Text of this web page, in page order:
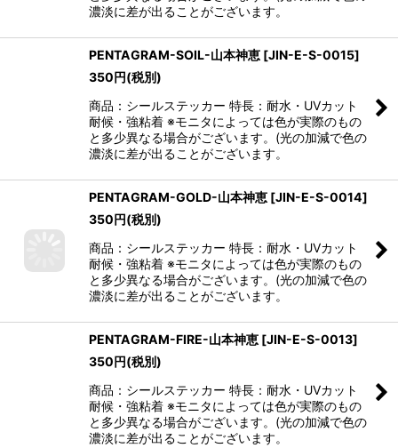
濃淡に差が出ることがございます。
PENTAGRAM-SOIL-山本神恵 [JIN-E-S-0015]
350円(税別)
商品：シールステッカー 特長：耐水・UVカット
耐候・強粘着 ※モニタによっては色が実際のもの
と多少異なる場合がございます。(光の加減で色の
濃淡に差が出ることがございます。
PENTAGRAM-GOLD-山本神恵 [JIN-E-S-0014]
350円(税別)
商品：シールステッカー 特長：耐水・UVカット
耐候・強粘着 ※モニタによっては色が実際のもの
と多少異なる場合がございます。(光の加減で色の
濃淡に差が出ることがございます。
PENTAGRAM-FIRE-山本神恵 [JIN-E-S-0013]
350円(税別)
商品：シールステッカー 特長：耐水・UVカット
耐候・強粘着 ※モニタによっては色が実際のもの
と多少異なる場合がございます。(光の加減で色の
濃淡に差が出ることがございます。